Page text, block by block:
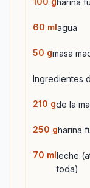
harina
60 mlagua
50 gmasa
Ingredientes
210 gde la
250 gharina
70 mlleche
toda)